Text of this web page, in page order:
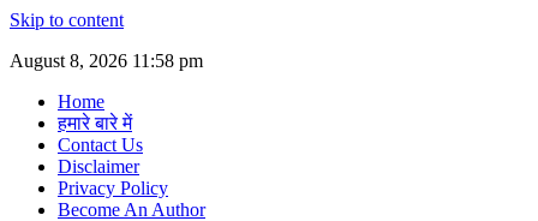
Skip to content
August 8, 2026 11:58 pm
Home
हमारे बारे में
Contact Us
Disclaimer
Privacy Policy
Become An Author